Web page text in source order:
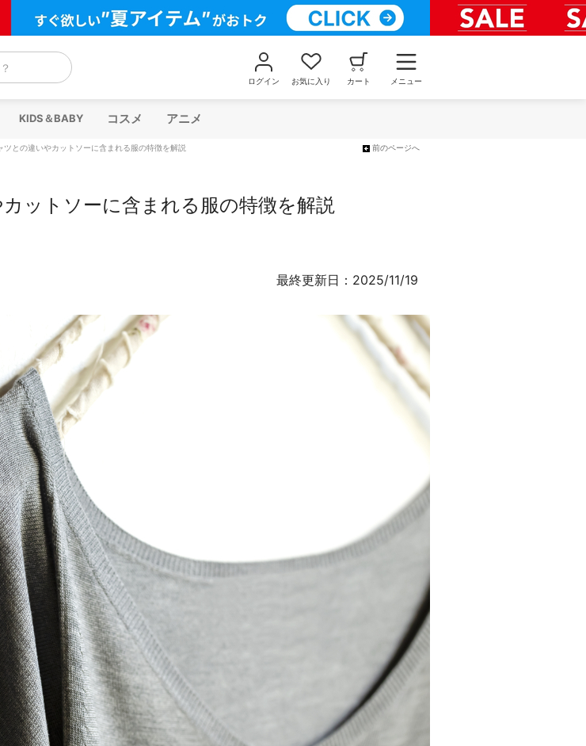
ログイン お気に入り カート メニュー
KIDS＆BABY コスメ アニメ
ツとの違いやカットソーに含まれる服の特徴を解説 前のページへ
ットソーに含まれる服の特徴を解説
最終更新日：2025/11/19